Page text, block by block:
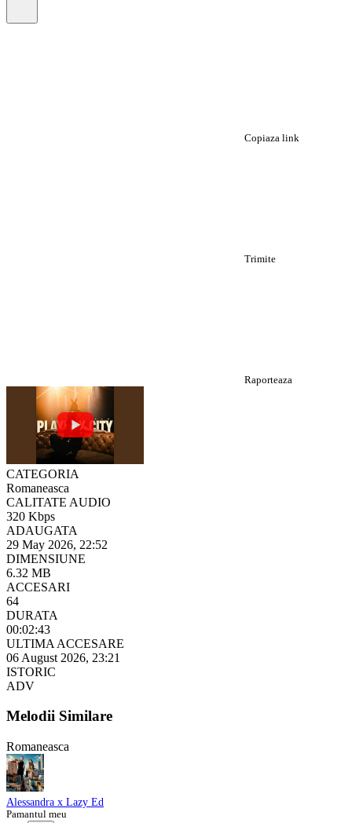
Copiaza link
Trimite
Raporteaza
CATEGORIA
Romaneasca
CALITATE AUDIO
320 Kbps
ADAUGATA
29 May 2026, 22:52
DIMENSIUNE
6.32 MB
ACCESARI
64
DURATA
00:02:43
ULTIMA ACCESARE
06 August 2026, 23:21
ISTORIC
ADV
Melodii Similare
Romaneasca
Alessandra x Lazy Ed
Pamantul meu